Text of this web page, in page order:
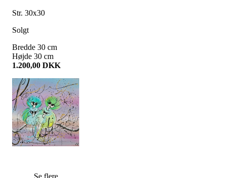
Str. 30x30
Solgt
Bredde 30 cm
Højde 30 cm
1.200,00 DKK
Se flere